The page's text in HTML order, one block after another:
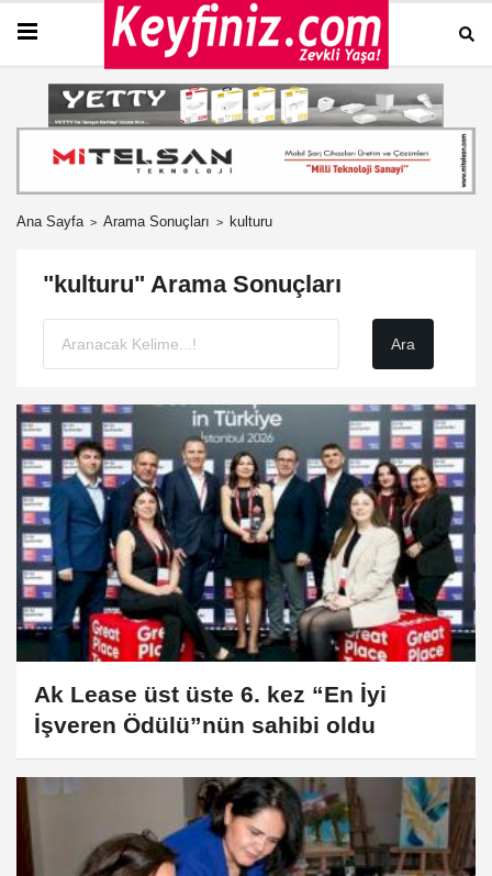
Ana Sayfa Arama Sonuçları kulturu
"kulturu" Arama Sonuçları
Ak Lease üst üste 6. kez “En İyi
İşveren Ödülü”nün sahibi oldu